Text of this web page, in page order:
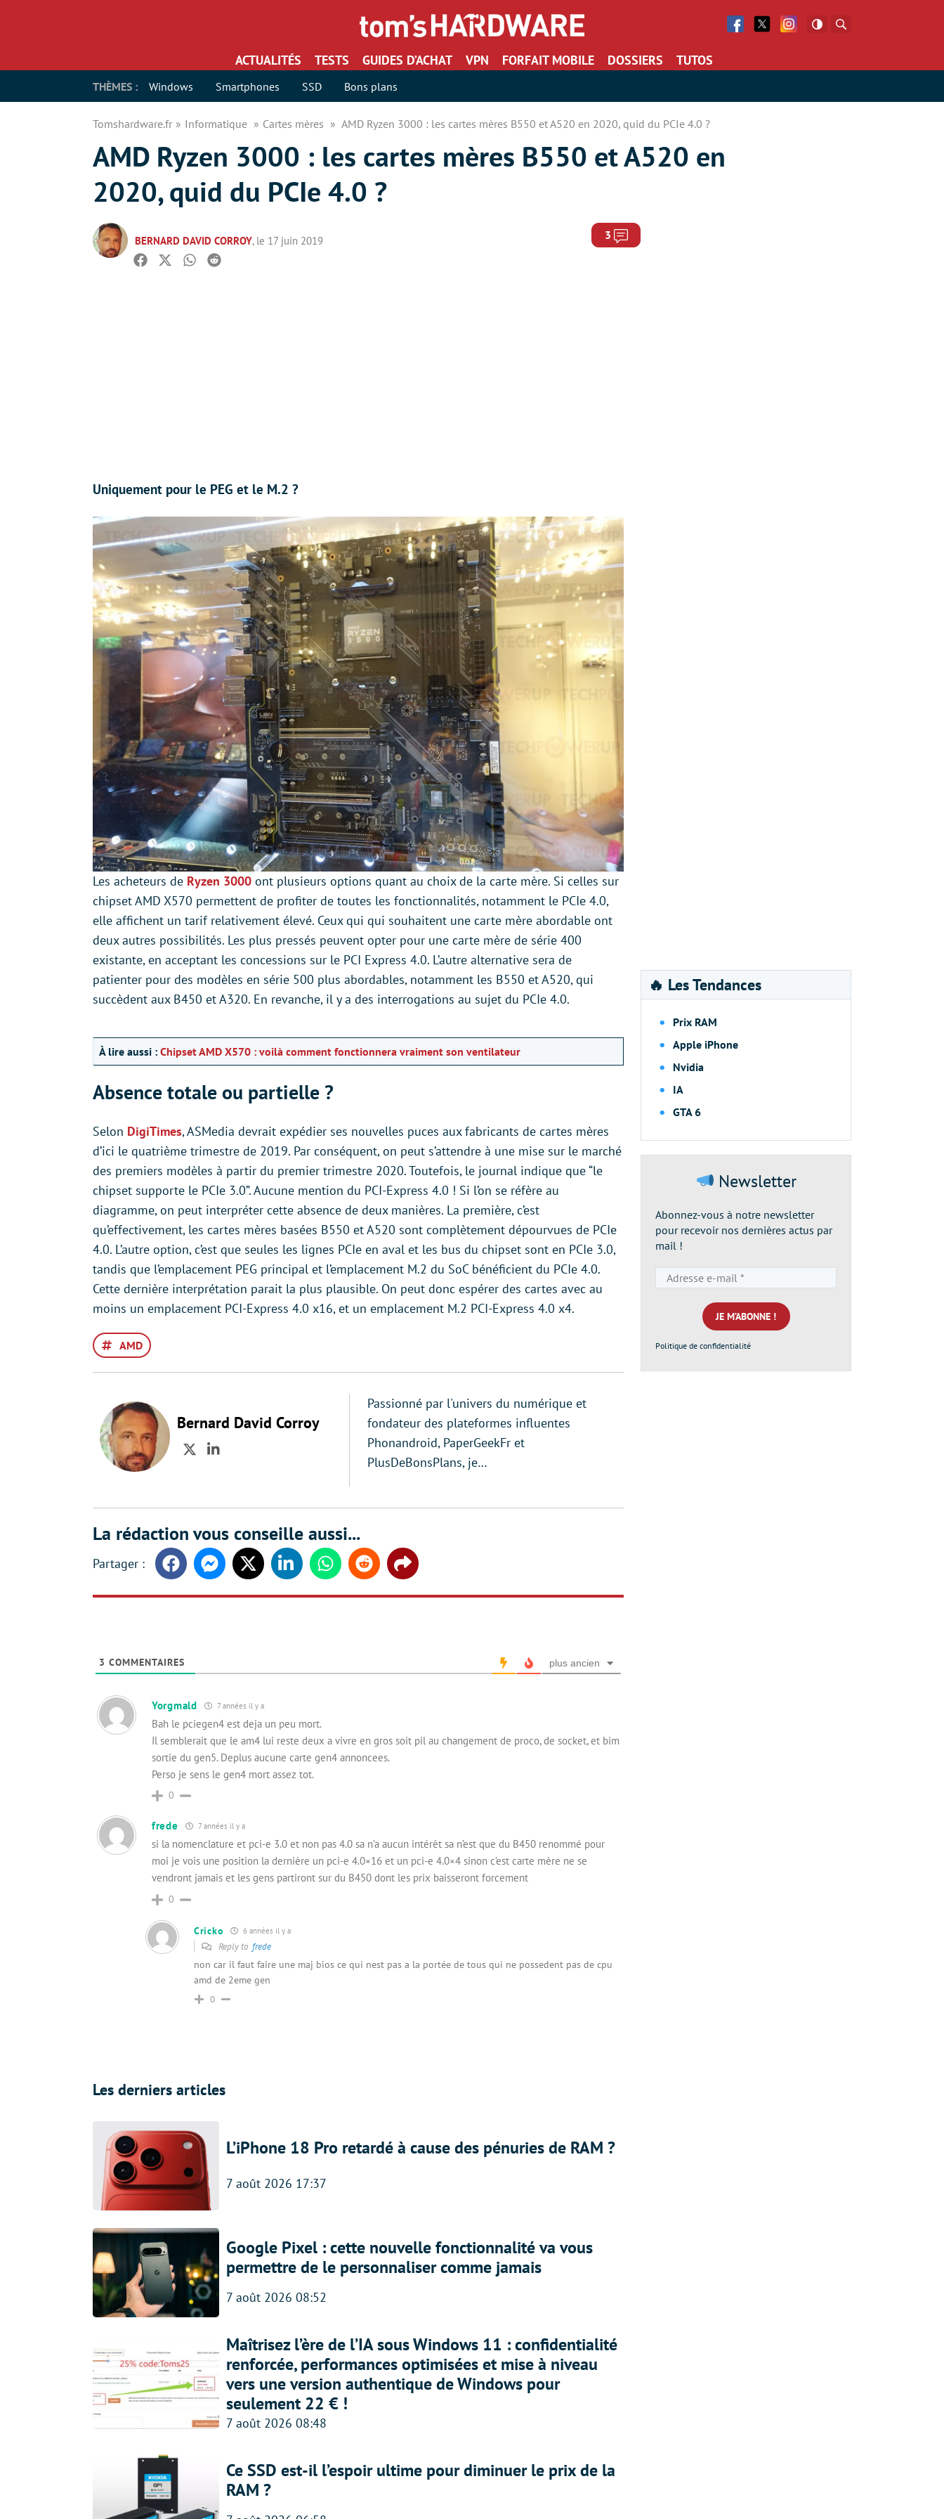
Facebook
Twitter Facebook
ACTUALITÉS TESTS GUIDES D’ACHAT VPN FORFAIT MOBILE DOSSIERS TUTOS
THÈMES : Windows Smartphones SSD Bons plans
Tomshardware.fr Informatique Cartes mères AMD Ryzen 3000 : les cartes mères B550 et A520 en 2020, quid du PCIe 4.0 ?
AMD Ryzen 3000 : les cartes mères B550 et A520 en
2020, quid du PCIe 4.0 ?
BERNARD DAVID CORROY, le 17 juin 2019 3 Commentaires
Facebook
TwitterWhatsapp
Reddit
Uniquement pour le PEG et le M.2 ?
Les acheteurs de Ryzen 3000 ont plusieurs options quant au choix de la carte mère. Si celles sur
chipset AMD X570 permettent de profiter de toutes les fonctionnalités, notamment le PCIe 4.0,
elle affichent un tarif relativement élevé. Ceux qui qui souhaitent une carte mère abordable ont
deux autres possibilités. Les plus pressés peuvent opter pour une carte mère de série 400
existante, en acceptant les concessions sur le PCI Express 4.0. L’autre alternative sera de
patienter pour des modèles en série 500 plus abordables, notamment les B550 et A520, qui
succèdent aux B450 et A320. En revanche, il y a des interrogations au sujet du PCIe 4.0.
À lire aussi : Chipset AMD X570 : voilà comment fonctionnera vraiment son ventilateur
Absence totale ou partielle ?
Selon DigiTimes, ASMedia devrait expédier ses nouvelles puces aux fabricants de cartes mères
d’ici le quatrième trimestre de 2019. Par conséquent, on peut s’attendre à une mise sur le marché
des premiers modèles à partir du premier trimestre 2020. Toutefois, le journal indique que “le
chipset supporte le PCIe 3.0”. Aucune mention du PCI-Express 4.0 ! Si l’on se réfère au
diagramme, on peut interpréter cette absence de deux manières. La première, c’est
qu’effectivement, les cartes mères basées B550 et A520 sont complètement dépourvues de PCIe
4.0. L’autre option, c’est que seules les lignes PCIe en aval et les bus du chipset sont en PCIe 3.0,
tandis que l’emplacement PEG principal et l’emplacement M.2 du SoC bénéficient du PCIe 4.0.
Cette dernière interprétation parait la plus plausible. On peut donc espérer des cartes avec au
moins un emplacement PCI-Express 4.0 x16, et un emplacement M.2 PCI-Express 4.0 x4.
AMD
Bernard David Corroy
TwitterLinkedIn
Passionné par l'univers du numérique et
fondateur des plateformes influentes
Phonandroid, PaperGeekFr et
PlusDeBonsPlans, je…
La rédaction vous conseille aussi...
FacebookMessengerTwitter LinkedinWhatsappReddit Share
3 COMMENTAIRES plus ancien
Yorgmald 7 années il y a
Bah le pciegen4 est deja un peu mort.
Il semblerait que le am4 lui reste deux a vivre en gros soit pil au changement de proco, de socket, et bim
sortie du gen5. Deplus aucune carte gen4 annoncees.
Perso je sens le gen4 mort assez tot.
0
frede 7 années il y a
si la nomenclature et pci-e 3.0 et non pas 4.0 sa n’a aucun intérêt sa n’est que du B450 renommé pour
moi je vois une position la dernière un pci-e 4.0×16 et un pci-e 4.0×4 sinon c’est carte mère ne se
vendront jamais et les gens partiront sur du B450 dont les prix baisseront forcement
0
Cricko 6 années il y a
Reply to frede
non car il faut faire une maj bios ce qui nest pas a la portée de tous qui ne possedent pas de cpu
amd de 2eme gen
0
Les derniers articles
L’iPhone 18 Pro retardé à cause des pénuries de RAM ?
7 août 2026 17:37
Google Pixel : cette nouvelle fonctionnalité va vous
permettre de le personnaliser comme jamais
7 août 2026 08:52
Maîtrisez l’ère de l’IA sous Windows 11 : confidentialité
renforcée, performances optimisées et mise à niveau
vers une version authentique de Windows pour
seulement 22 € !
7 août 2026 08:48
Ce SSD est-il l’espoir ultime pour diminuer le prix de la
RAM ?
🔥 Les Tendances
Prix RAM
Apple iPhone
Nvidia
IA
GTA 6
Newsletter
Abonnez-vous à notre newsletter
pour recevoir nos dernières actus par
mail !
e-
mail
*
Politique de confidentialité